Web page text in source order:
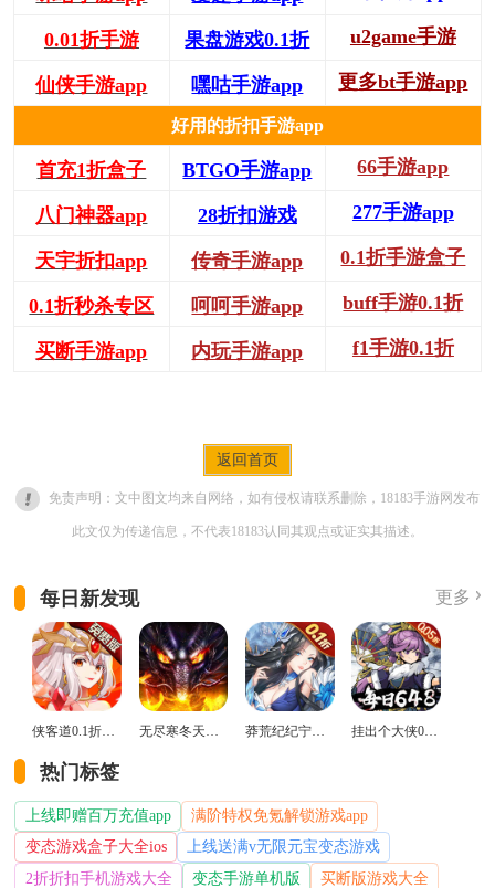
0.01折手游 果盘游戏0.1折 u2game手游
仙侠手游app 嘿咕手游app 更多bt手游app
好用的折扣手游app
首充1折盒子 BTGO手游app 66手游app
八门神器app 28折扣游戏 277手游app
天宇折扣app 传奇手游app 0.1折手游盒子
0.1折秒杀专区 呵呵手游app buff手游0.1折
买断手游app 内玩手游app f1手游0.1折
返回首页
免责声明：文中图文均来自网络，如有侵权请联系删除，18183手游网发布
此文仅为传递信息，不代表18183认同其观点或证实其描述。
每日新发现 更多
侠客道0.1折变态版 无尽寒冬天蛇新春送礼版 莽荒纪纪宁传奇0.1折送无限连抽版 挂出个大侠0.05折免单福利版
热门标签
上线即赠百万充值app
满阶特权免氪解锁游戏app
变态游戏盒子大全ios
上线送满v无限元宝变态游戏
2折折扣手机游戏大全
变态手游单机版
买断版游戏大全